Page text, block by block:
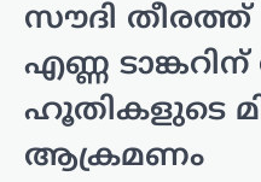
സൗദി തീരത്ത്
എണ്ണ
ഹൂതികളുടെ
ആക്രമണം